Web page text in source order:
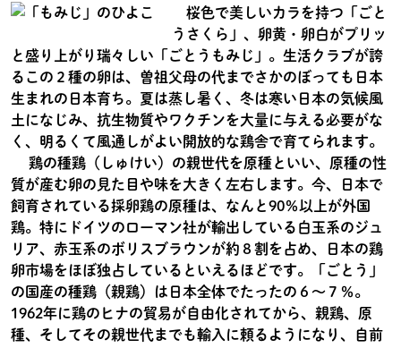
桜色で美しいカラを持つ「ごと
うさくら」、卵黄・卵白がプリッ
と盛り上がり瑞々しい「ごとうもみじ」。生活クラブが誇
るこの２種の卵は、曽祖父母の代までさかのぼっても日本
生まれの日本育ち。夏は蒸し暑く、冬は寒い日本の気候風
土になじみ、抗生物質やワクチンを大量に与える必要がな
く、明るくて風通しがよい開放的な鶏舎で育てられます。
鶏の種鶏（しゅけい）の親世代を原種といい、原種の性
質が産む卵の見た目や味を大きく左右します。今、日本で
飼育されている採卵鶏の原種は、なんと90％以上が外国
鶏。特にドイツのローマン社が輸出している白玉系のジュ
リア、赤玉系のボリスブラウンが約８割を占め、日本の鶏
卵市場をほぼ独占しているといえるほどです。「ごとう」
の国産の種鶏（親鶏）は日本全体でたったの６～７％。
1962年に鶏のヒナの貿易が自由化されてから、親鶏、原
種、そしてその親世代までも輸入に頼るようになり、自前